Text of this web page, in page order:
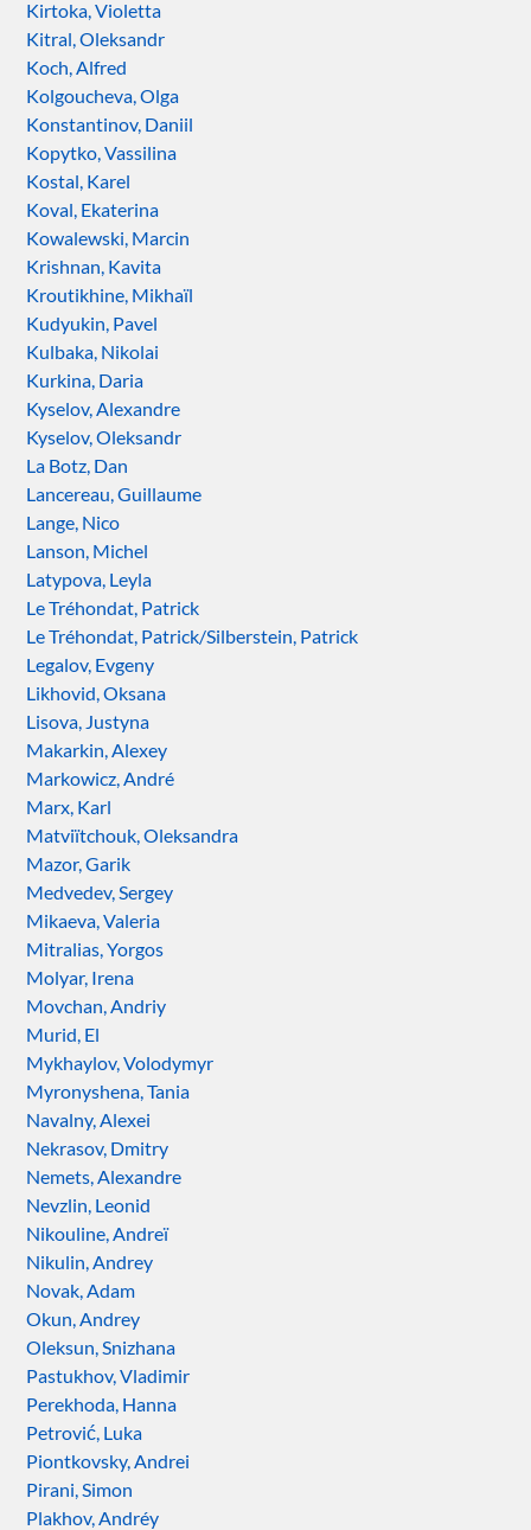
Kirtoka, Violetta
Kitral, Oleksandr
Koch, Alfred
Kolgoucheva, Olga
Konstantinov, Daniil
Kopytko, Vassilina
Kostal, Karel
Koval, Ekaterina
Kowalewski, Marcin
Krishnan, Kavita
Kroutikhine, Mikhaïl
Kudyukin, Pavel
Kulbaka, Nikolai
Kurkina, Daria
Kyselov, Alexandre
Kyselov, Oleksandr
La Botz, Dan
Lancereau, Guillaume
Lange, Nico
Lanson, Michel
Latypova, Leyla
Le Tréhondat, Patrick
Le Tréhondat, Patrick/Silberstein, Patrick
Legalov, Evgeny
Likhovid, Oksana
Lisova, Justyna
Makarkin, Alexey
Markowicz, André
Marx, Karl
Matviïtchouk, Oleksandra
Mazor, Garik
Medvedev, Sergey
Mikaeva, Valeria
Mitralias, Yorgos
Molyar, Irena
Movchan, Andriy
Murid, El
Mykhaylov, Volodymyr
Myronyshena, Tania
Navalny, Alexei
Nekrasov, Dmitry
Nemets, Alexandre
Nevzlin, Leonid
Nikouline, Andreï
Nikulin, Andrey
Novak, Adam
Okun, Andrey
Oleksun, Snizhana
Pastukhov, Vladimir
Perekhoda, Hanna
Petrović, Luka
Piontkovsky, Andrei
Pirani, Simon
Plakhov, Andréy